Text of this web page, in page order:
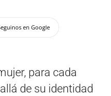
en Google
para cada
de su identidad